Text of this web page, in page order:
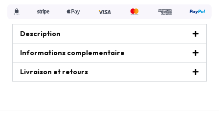
Description
Informations complementaire
Livraison et retours